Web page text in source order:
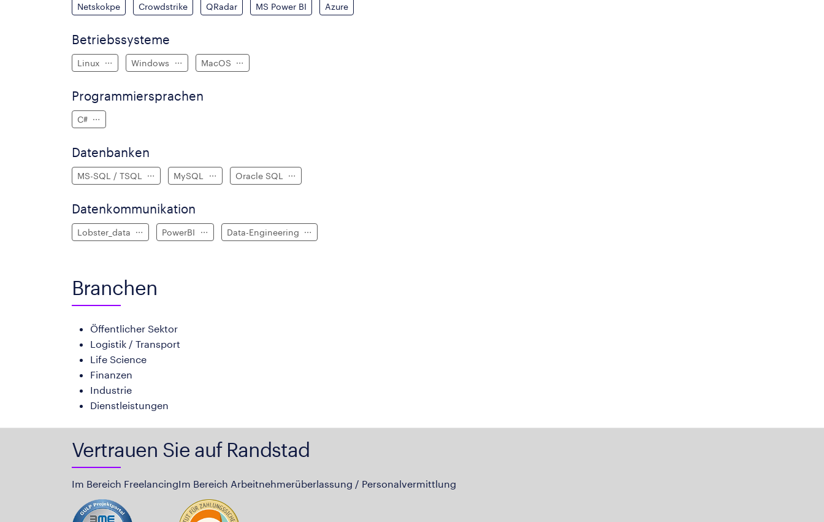
Netskokpe Crowdstrike QRadar MS Power BI Azure
Betriebssysteme
Linux Windows MacOS
Programmiersprachen
C#
Datenbanken
MS-SQL / TSQL MySQL Oracle SQL
Datenkommunikation
Lobster_data PowerBI Data-Engineering
Branchen
Öffentlicher Sektor
Logistik / Transport
Life Science
Finanzen
Industrie
Dienstleistungen
Vertrauen Sie auf Randstad
Im Bereich FreelancingIm Bereich Arbeitnehmerüberlassung / Personalvermittlung